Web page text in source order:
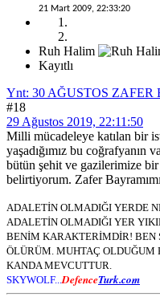
21 Mart 2009, 22:33:20
Ruh Halim
Kayıtlı
Ynt: 30 AĞUSTOS
#18
29 Ağustos 2019, 22:11:50
Milli mücadeleye katılan bir
yaşadığımız bu coğrafyanın
bütün şehit ve gazilerimize bir
belirtiyorum. Zafer
ADALETİN OLMADIĞI YERDE
ADALETİN OLMADIĞI YER
BENİM KARAKTERİMDİR! BEN
ÖLÜRÜM. MUHTAÇ
KANDA MEVCUTTUR.
SKYWOLF... DefenceTurk.com